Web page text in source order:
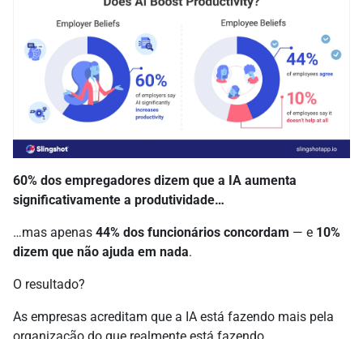
60% dos empregadores dizem que a IA aumenta
significativamente a produtividade…
…mas apenas 44% dos funcionários concordam — e 10%
dizem que não ajuda em nada.
O resultado?
As empresas acreditam que a IA está fazendo mais pela